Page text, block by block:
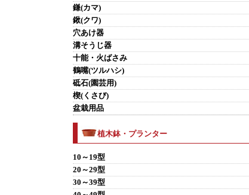
鎌(カマ)
鍬(クワ)
穴あけ器
溝そうじ器
十能・火ばさみ
鶴嘴(ツルハシ)
砥石(園芸用)
楔(くさび)
盆栽用品
植木鉢・プランター
10～19型
20～29型
30～39型